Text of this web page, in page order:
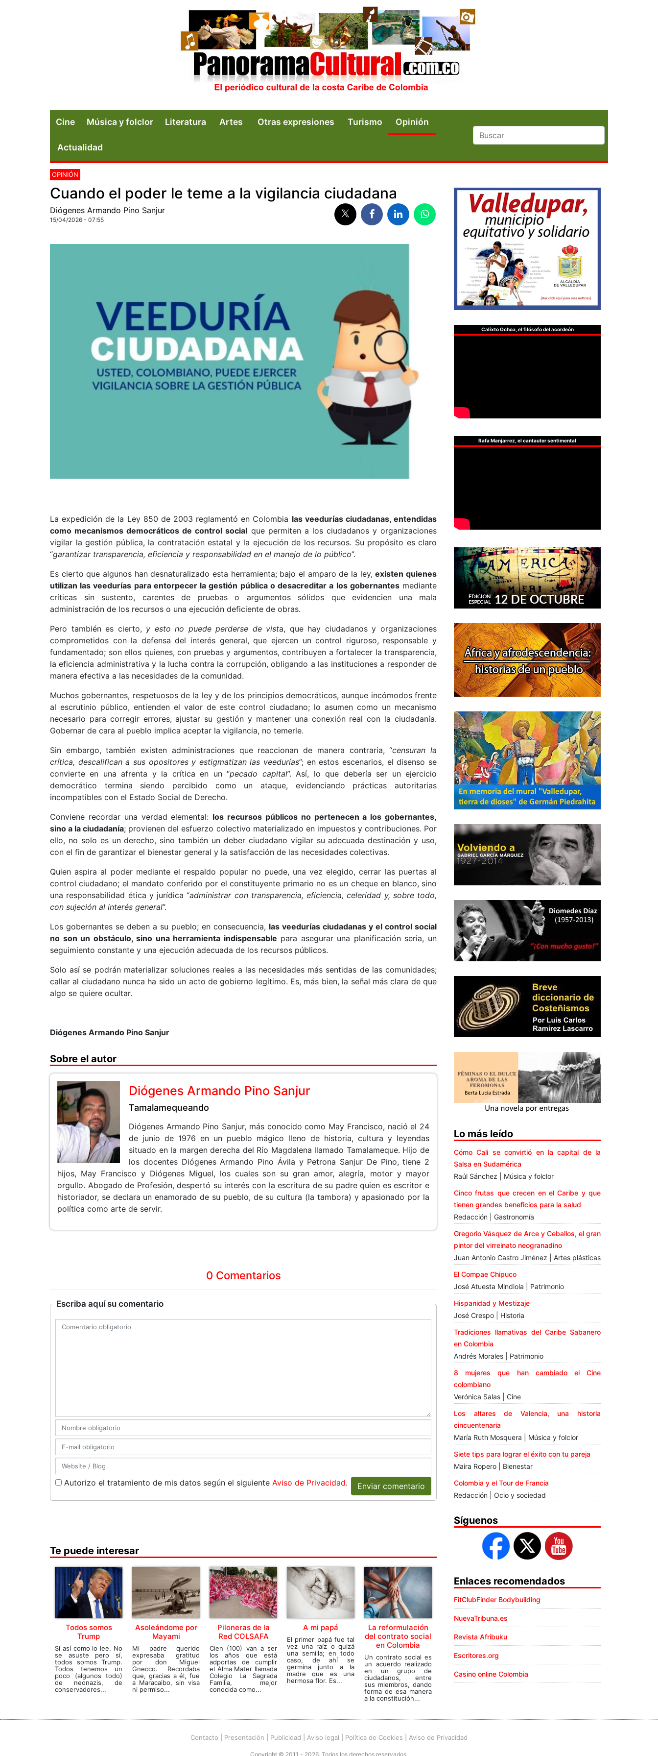
Cine Música y folclor Literatura Artes Otras expresiones Turismo Opinión
Actualidad
OPINIÓN
Cuando el poder le teme a la vigilancia ciudadana
Diógenes Armando Pino Sanjur
15/04/2026 - 07:55
La expedición de la Ley 850 de 2003 reglamentó en Colombia las veedurías ciudadanas, entendidas
como mecanismos democráticos de control social que permiten a los ciudadanos y organizaciones
vigilar la gestión pública, la contratación estatal y la ejecución de los recursos. Su propósito es claro
“garantizar transparencia, eficiencia y responsabilidad en el manejo de lo público”.
Es cierto que algunos han desnaturalizado esta herramienta; bajo el amparo de la ley,existen quienes
utilizan las veedurías para entorpecer la gestión pública o desacreditar a los gobernantesmediante
críticas sin sustento, carentes de pruebas o argumentos sólidos que evidencien una mala
administración de los recursos o una ejecución deficiente de obras.
Pero también es cierto, y esto no puede perderse de vista, que hay ciudadanos y organizaciones
comprometidos con la defensa del interés general, que ejercen un control riguroso, responsable y
fundamentado; son ellos quienes, con pruebas y argumentos, contribuyen a fortalecer la transparencia,
la eficiencia administrativa y la lucha contra la corrupción, obligando a las instituciones a responder de
manera efectiva a las necesidades de la comunidad.
Muchos gobernantes, respetuosos de la ley y de los principios democráticos, aunque incómodos frente
al escrutinio público, entienden el valor de este control ciudadano; lo asumen como un mecanismo
necesario para corregir errores, ajustar su gestión y mantener una conexión real con la ciudadanía.
Gobernar de cara al pueblo implica aceptar la vigilancia, no temerle.
Sin embargo, también existen administraciones que reaccionan de manera contraria, “censuran la
crítica, descalifican a sus opositores y estigmatizan las veedurías”; en estos escenarios, el disenso se
convierte en una afrenta y la crítica en un “pecado capital”. Así, lo que debería ser un ejercicio
democrático termina siendo percibido como un ataque, evidenciando prácticas autoritarias
incompatibles con el Estado Social de Derecho.
Conviene recordar una verdad elemental: los recursos públicos no pertenecen a los gobernantes,
sino a la ciudadanía; provienen del esfuerzo colectivo materializado en impuestos y contribuciones. Por
ello, no solo es un derecho, sino también un deber ciudadano vigilar su adecuada destinación y uso,
con el fin de garantizar el bienestar general y la satisfacción de las necesidades colectivas.
Quien aspira al poder mediante el respaldo popular no puede, una vez elegido, cerrar las puertas al
control ciudadano; el mandato conferido por el constituyente primario no es un cheque en blanco, sino
una responsabilidad ética y jurídica “administrar con transparencia, eficiencia, celeridad y, sobre todo,
con sujeción al interés general”.
Los gobernantes se deben a su pueblo; en consecuencia, las veedurías ciudadanas y el control social
no son un obstáculo, sino una herramienta indispensable para asegurar una planificación seria, un
seguimiento constante y una ejecución adecuada de los recursos públicos.
Solo así se podrán materializar soluciones reales a las necesidades más sentidas de las comunidades;
callar al ciudadano nunca ha sido un acto de gobierno legítimo. Es, más bien, la señal más clara de que
algo se quiere ocultar.
Diógenes Armando Pino Sanjur
Sobre el autor
Diógenes Armando Pino Sanjur
Tamalamequeando
Diógenes Armando Pino Sanjur, más conocido como May Francisco, nació el 24
de junio de 1976 en un pueblo mágico lleno de historia, cultura y leyendas
situado en la margen derecha del Río Magdalena llamado Tamalameque. Hijo de
los docentes Diógenes Armando Pino Ávila y Petrona Sanjur De Pino, tiene 2
hijos, May Francisco y Diógenes Miguel, los cuales son su gran amor, alegría, motor y mayor
orgullo. Abogado de Profesión, despertó su interés con la escritura de su padre quien es escritor e
historiador, se declara un enamorado de su pueblo, de su cultura (la tambora) y apasionado por la
política como arte de servir.
0 Comentarios
Escriba aquí su comentario
Autorizo el tratamiento de mis datos según el siguiente Aviso de Privacidad. Enviar comentario
Te puede interesar
Todos somos
Trump
Sí así como lo lee. No
se asuste pero sí,
todos somos Trump.
Todos tenemos un
poco (algunos todo)
de neonazis, de
conservadores...
Asoleándome por
Mayami
Mi padre querido
expresaba gratitud
por don Miguel
Gnecco. Recordaba
que, gracias a él, fue
a Maracaibo, sin visa
ni permiso...
Piloneras de la
Red COLSAFA
Cien (100) van a ser
los años que está
adportas de cumplir
el Alma Mater llamada
Colegio La Sagrada
Familia, mejor
conocida como...
A mi papá
El primer papá fue tal
vez una raíz o quizá
una semilla; en todo
caso, de ahí se
germina junto a la
madre que es una
hermosa flor. Es...
La reformulación
del contrato social
en Colombia
Un contrato social es
un acuerdo realizado
en un grupo de
ciudadanos, entre
sus miembros, dando
forma de esa manera
a la constitución...
Calixto Ochoa, el filósofo del acordeón
Rafa Manjarrez, el cantautor sentimental
Lo más leído
Cómo Cali se convirtió en la capital de la
Salsa en Sudamérica
Raúl Sánchez | Música y folclor
Cinco frutas que crecen en el Caribe y que
tienen grandes beneficios para la salud
Redacción | Gastronomía
Gregorio Vásquez de Arce y Ceballos, el gran
pintor del virreinato neogranadino
Juan Antonio Castro Jiménez | Artes plásticas
El Compae Chipuco
José Atuesta Mindiola | Patrimonio
Hispanidad y Mestizaje
José Crespo | Historia
Tradiciones llamativas del Caribe Sabanero
en Colombia
Andrés Morales | Patrimonio
8 mujeres que han cambiado el Cine
colombiano
Verónica Salas | Cine
Los altares de Valencia, una historia
cincuentenaria
María Ruth Mosquera | Música y folclor
Siete tips para lograr el éxito con tu pareja
Maira Ropero | Bienestar
Colombia y el Tour de Francia
Redacción | Ocio y sociedad
Síguenos
Enlaces recomendados
FitClubFinder Bodybuilding
NuevaTribuna.es
Revista Afribuku
Escritores.org
Casino online Colombia
Contacto Presentación Publicidad Aviso legal Política de Cookies Aviso de Privacidad
Copyright © 2011 - 2026. Todos los derechos reservados.